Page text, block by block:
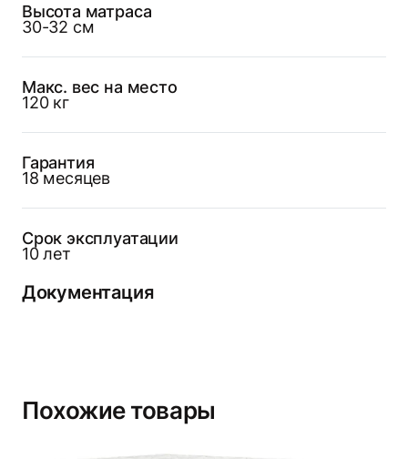
Высота матраса
30-32 см
Макс. вес на место
120 кг
Гарантия
18 месяцев
Срок эксплуатации
10 лет
Документация
Похожие товары